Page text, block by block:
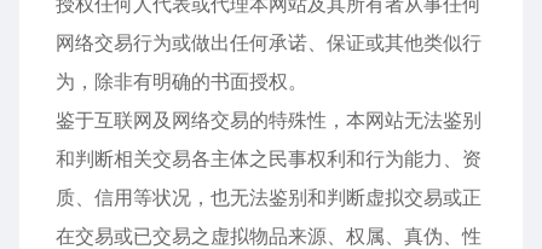
网络交易行为或做出任何承诺、保证或其他类似行
为，除非有明确的书面授权。
鉴于互联网及网络交易的特殊性，本网站无法鉴别
和判断相关交易各主体之民事权利和行为能力、资
质、信用等状况，也无法鉴别和判断虚拟交易或正
在交易或已交易之虚拟物品来源、权属、真伪、性